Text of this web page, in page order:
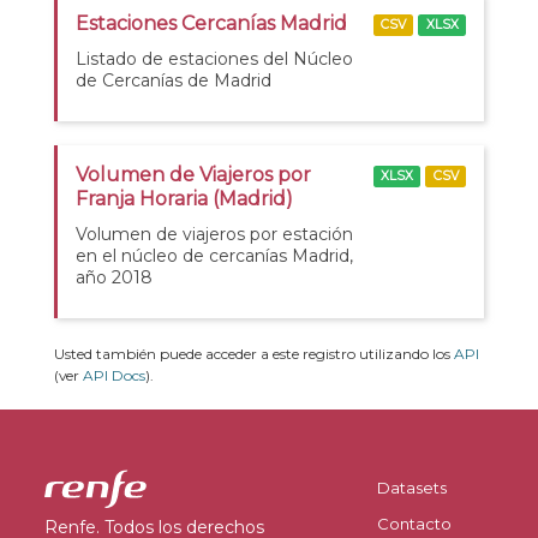
Estaciones Cercanías Madrid
Listado de estaciones del Núcleo
de Cercanías de Madrid
CSV XLSX
Volumen de Viajeros por
Franja Horaria (Madrid)
Volumen de viajeros por estación
en el núcleo de cercanías Madrid,
año 2018
XLSX CSV
Usted también puede acceder a este registro utilizando los API
(ver API Docs).
Renfe. Todos los derechos
Datasets
Contacto